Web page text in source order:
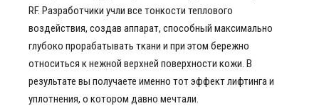
RF. Разработчики учли все тонкости теплового
воздействия, создав аппарат, способный максимально
глубоко прорабатывать ткани и при этом бережно
относиться к нежной верхней поверхности кожи. В
результате вы получаете именно тот эффект лифтинга и
уплотнения, о котором давно мечтали.